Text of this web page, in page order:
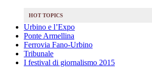
HOT TOPICS
Urbino e l’Expo
Ponte Armellina
Ferrovia Fano-Urbino
Tribunale
I festival di giornalismo 2015